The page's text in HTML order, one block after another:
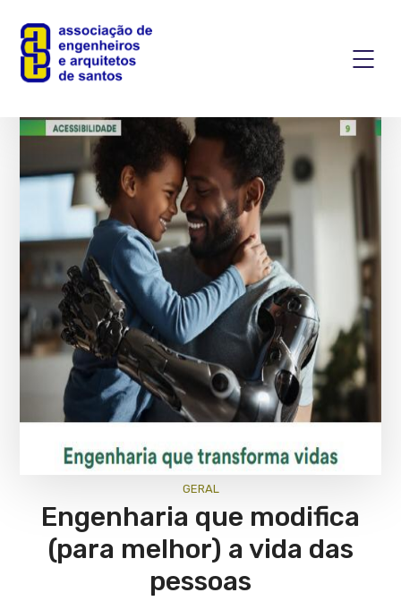
GERAL
Engenharia que modifica
(para melhor) a vida das
pessoas